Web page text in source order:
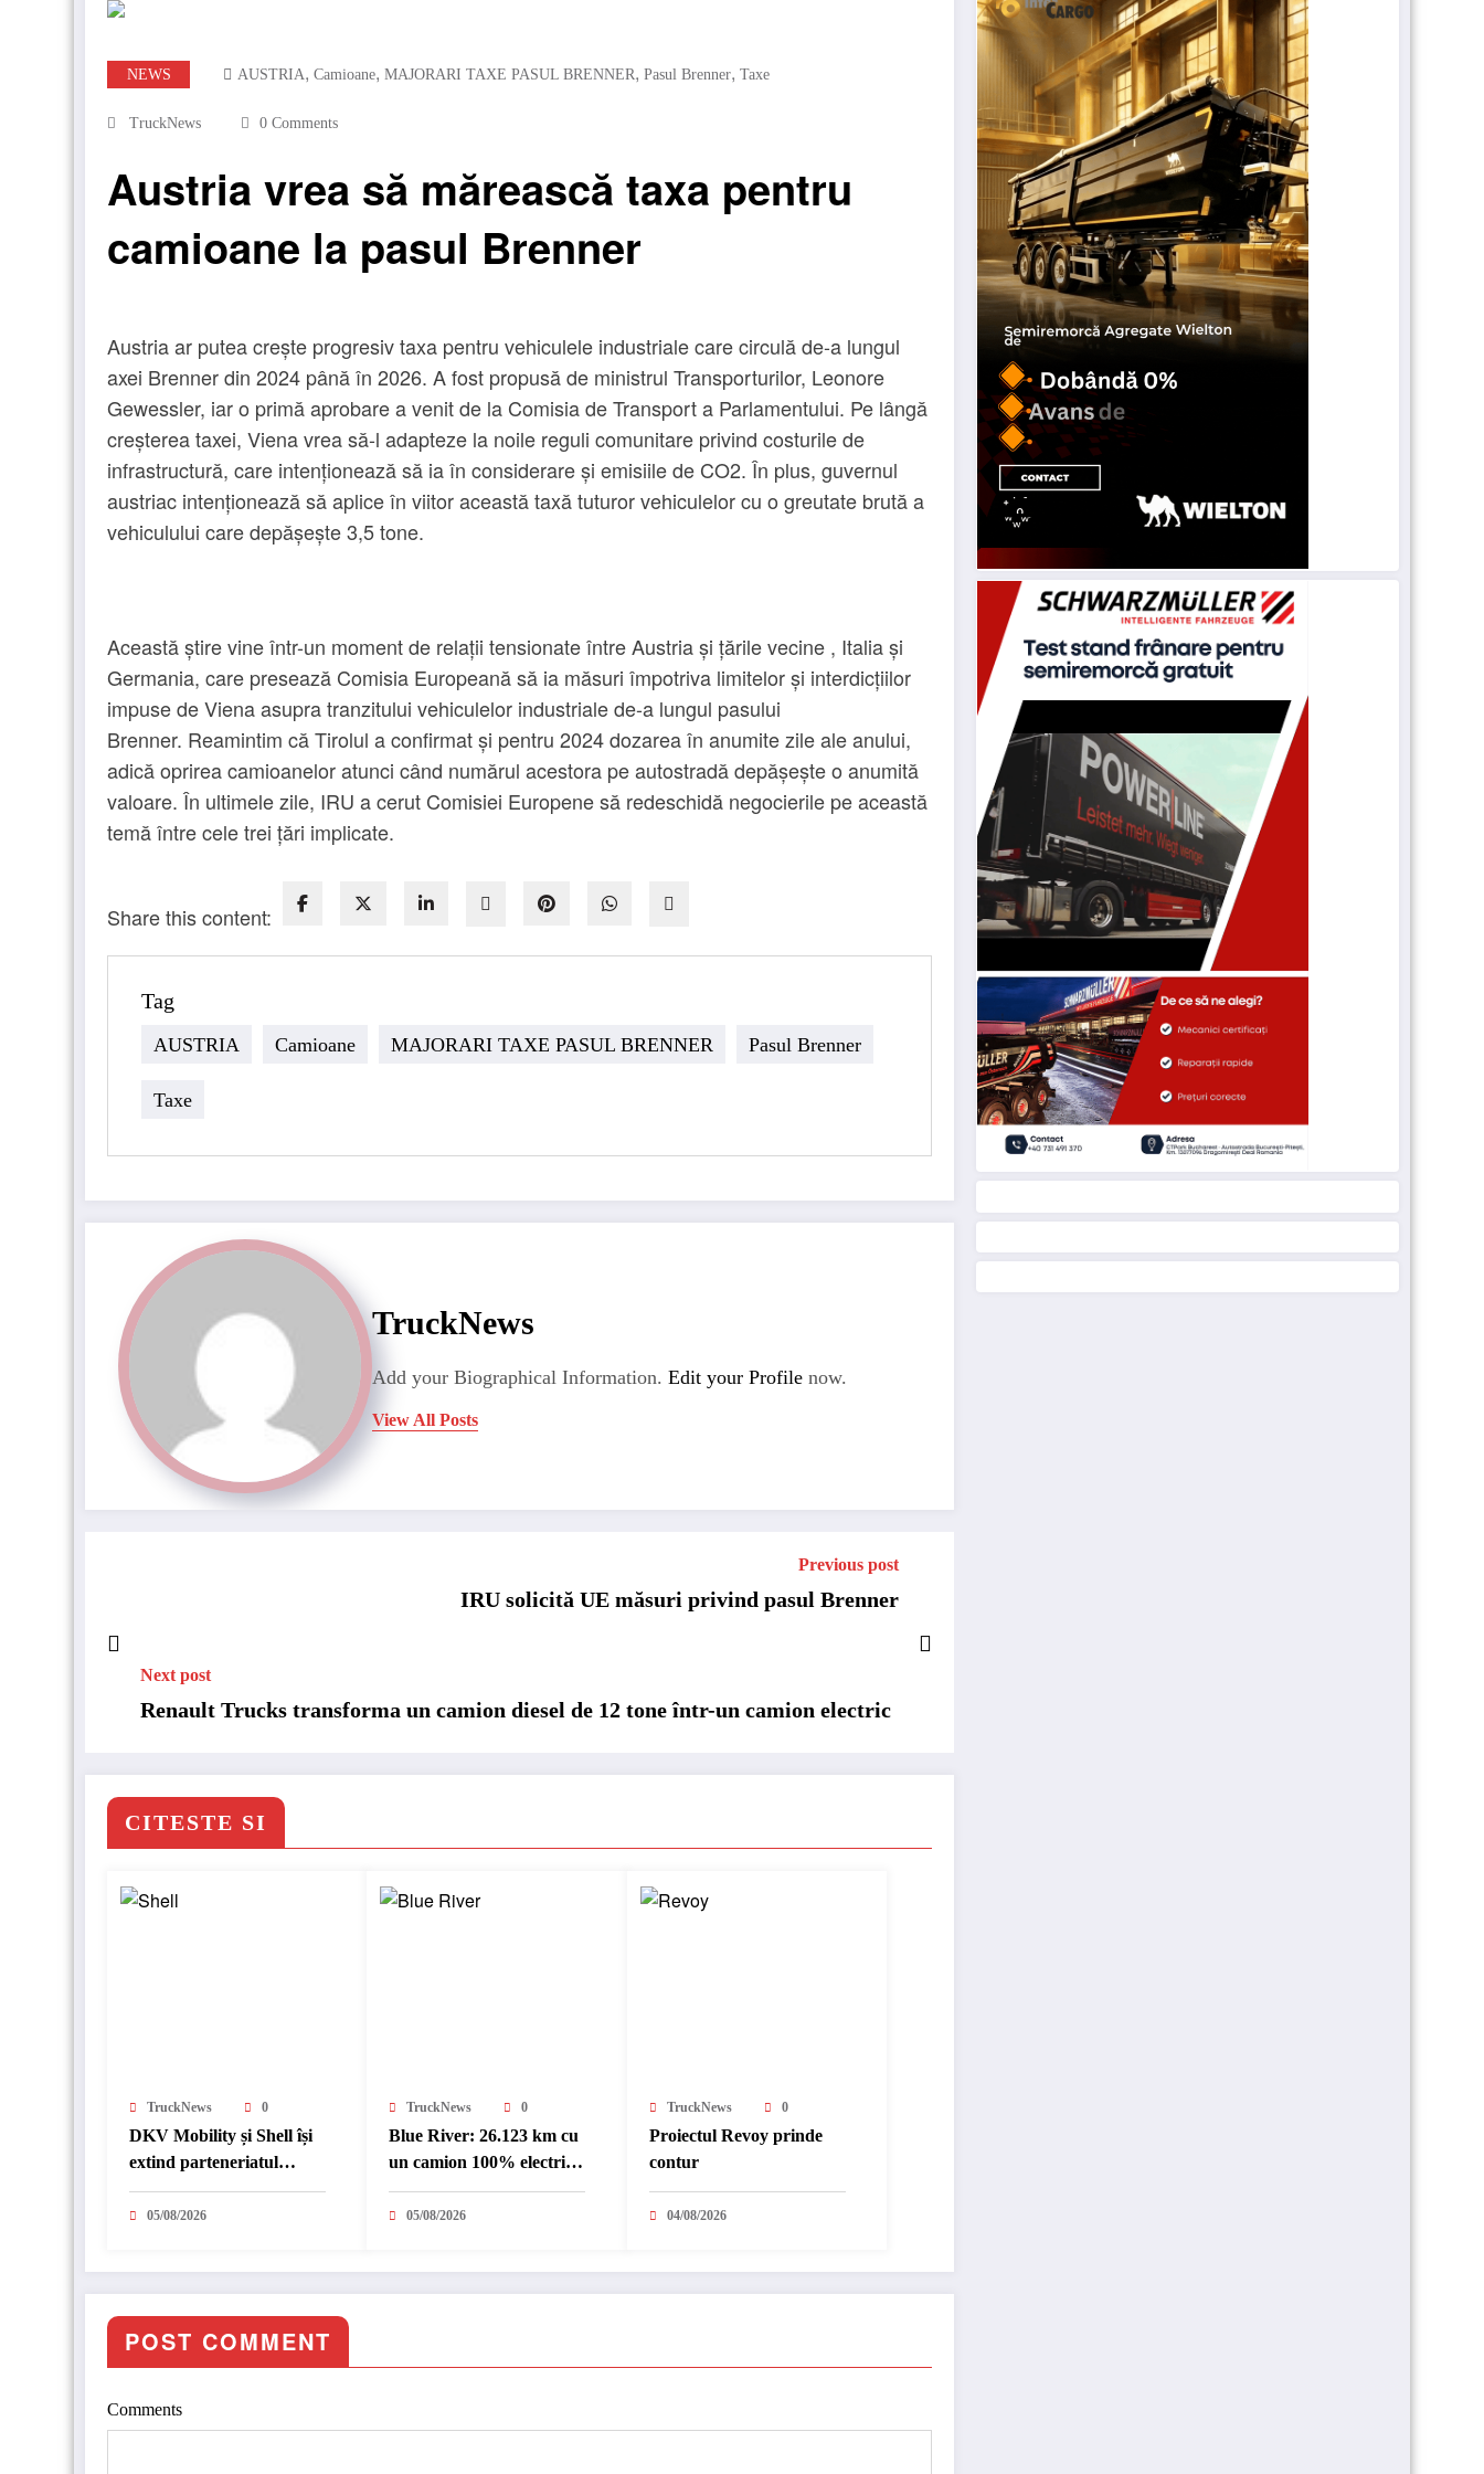
NEWS AUSTRIA, Camioane, MAJORARI TAXE PASUL BRENNER, Pasul Brenner, Taxe
TruckNews 0 Comments
Austria vrea să mărească taxa pentru
camioane la pasul Brenner
Austria ar putea crește progresiv taxa pentru vehiculele industriale care circulă de-a lungul
axei Brenner din 2024 până în 2026. A fost propusă de ministrul Transporturilor, Leonore
Gewessler, iar o primă aprobare a venit de la Comisia de Transport a Parlamentului. Pe lângă
creșterea taxei, Viena vrea să-l adapteze la noile reguli comunitare privind costurile de
infrastructură, care intenționează să ia în considerare și emisiile de CO2. În plus, guvernul
austriac intenționează să aplice în viitor această taxă tuturor vehiculelor cu o greutate brută a
vehiculului care depășește 3,5 tone.
Această știre vine într-un moment de relații tensionate între Austria și țările vecine , Italia și
Germania, care presează Comisia Europeană să ia măsuri împotriva limitelor și interdicțiilor
impuse de Viena asupra tranzitului vehiculelor industriale de-a lungul pasului
Brenner. Reamintim că Tirolul a confirmat și pentru 2024 dozarea în anumite zile ale anului,
adică oprirea camioanelor atunci când numărul acestora pe autostradă depășește o anumită
valoare. În ultimele zile, IRU a cerut Comisiei Europene să redeschidă negocierile pe această
temă între cele trei țări implicate.
Share this content:
Tag
AUSTRIA Camioane MAJORARI TAXE PASUL BRENNER Pasul Brenner
Taxe
TruckNews
Add your Biographical Information. Edit your Profile now.
View All Posts
Previous post
IRU solicită UE măsuri privind pasul Brenner
Next post
Renault Trucks transforma un camion diesel de 12 tone într-un camion electric
CITESTE SI
TruckNews 0
DKV Mobility și Shell își
extind parteneriatul
european
05/08/2026
TruckNews 0
Blue River: 26.123 km cu
un camion 100% electric
în transport internațional
05/08/2026
TruckNews 0
Proiectul Revoy prinde
contur
04/08/2026
POST COMMENT
Comments